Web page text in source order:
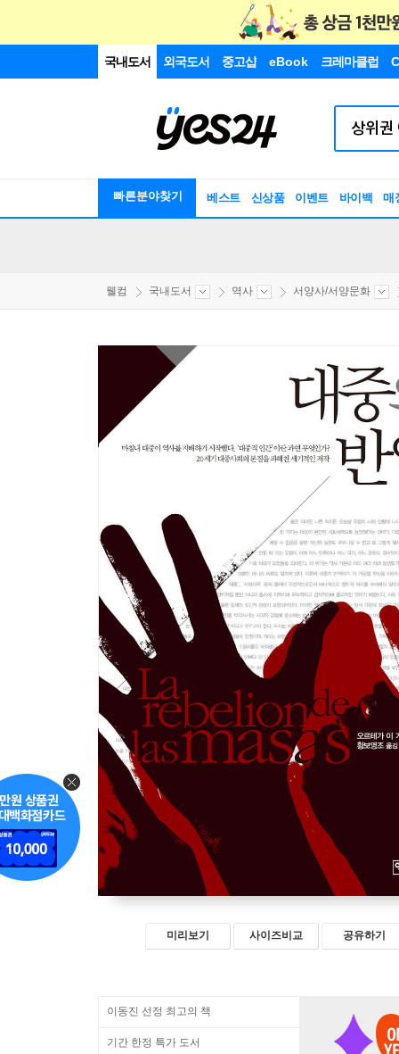
국내도서 외국도서 중고샵 eBook 크레마클럽
빠른분야찾기 베스트 신상품 이벤트 바이백 매
웰컴 국내도서 역사 서양사/서양문화
미리보기 사이즈비교 공유하기
이동진 선정 최고의 책
기간 한정 특가 도서